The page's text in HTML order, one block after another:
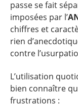
passe se fait
imposées par l’
chiffres et
rien
contre
L’utilisation
bien connaître
frustrations :